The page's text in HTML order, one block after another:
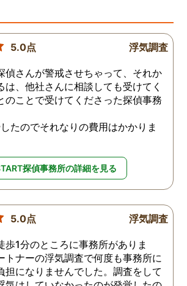
5.0点 浮気調査
偵さんが警戒させちゃって、それか
は、他社さんに相談しても受けてく
のことで受けてくださった探偵事務
たのでそれなりの費用はかかりま
探偵事務所の詳細を見る
5.0点 浮気調査
歩1分のところに事務所がありま
トナーの浮気調査で何度も事務所に
担になりませんでした。調査をして